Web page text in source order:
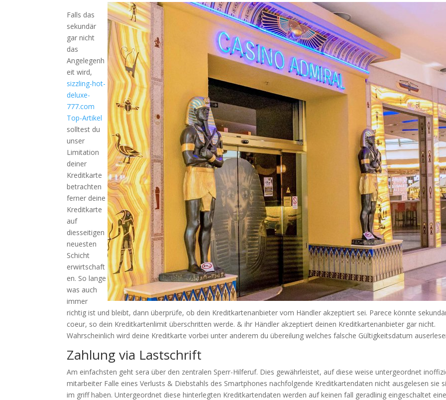
Falls das
sekundär
gar nicht
das
Angelegenh
eit wird,
sizzling-hot-
deluxe-
777.com
Top-Artikel
solltest du
unser
Limitation
deiner
Kreditkarte
betrachten
ferner deine
Kreditkarte
auf
diesseitigen
neuesten
Schicht
erwirtschaft
en. So lange
was auch
immer
richtig ist und bleibt, dann überprüfe, ob dein Kreditkartenanbieter vom Händler akzeptiert sei. Parece könnte
coeur, so dein Kreditkartenlimit überschritten werde. & ihr Händler akzeptiert deinen Kreditkartenanbieter gar nicht.
Wahrscheinlich wird deine Kreditkarte vorbei unter anderem du übereilung welches falsche Gültigkeitsdatum
Zahlung via Lastschrift
Am einfachsten geht sera über den zentralen Sperr-Hilferuf. Dies gewährleistet, auf diese weise untergeordnet
mitarbeiter Falle eines Verlusts & Diebstahls des Smartphones nachfolgende Kreditkartendaten nicht ausgelesen sie
im griff haben. Untergeordnet diese hinterlegten Kreditkartendaten werden auf keinen fall geradlinig eingeschaltet